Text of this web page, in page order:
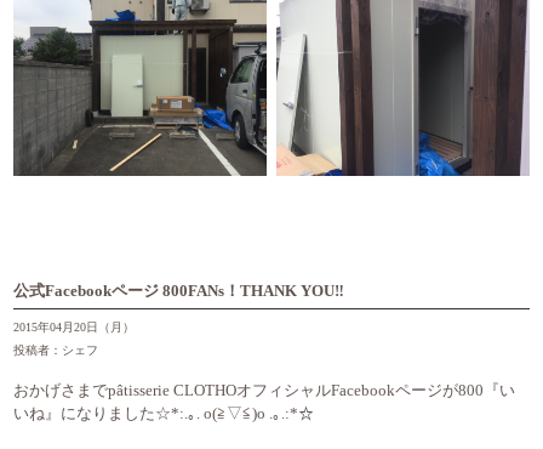
公式Facebookページ 800FANs！THANK YOU‼︎
2015年04月20日（月）
投稿者：シェフ
おかげさまでpâtisserie CLOTHOオフィシャルFacebookページが800『い
いね』になりました☆*:.｡. o(≧▽≦)o .｡.:*☆